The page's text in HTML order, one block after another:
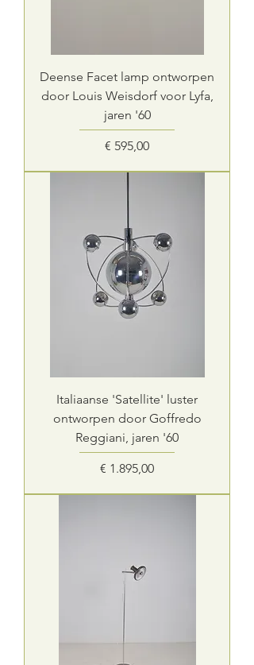
Deense Facet lamp ontworpen
door Louis Weisdorf voor Lyfa,
jaren '60
Prijs
€ 595,00
Italiaanse 'Satellite' luster
ontworpen door Goffredo
Reggiani, jaren '60
Prijs
€ 1.895,00